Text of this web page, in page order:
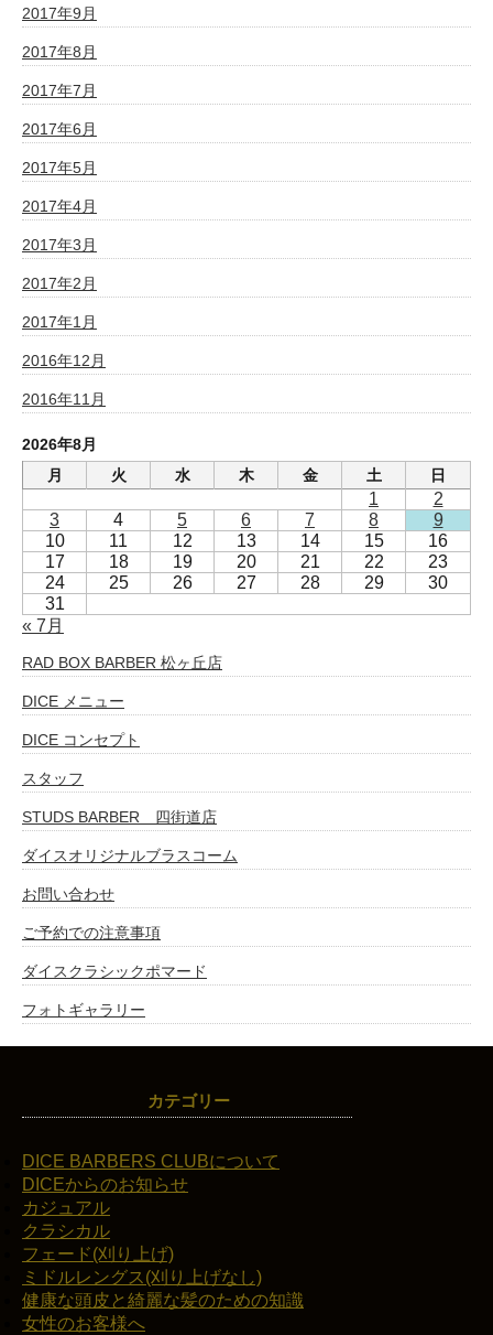
2017年9月
2017年8月
2017年7月
2017年6月
2017年5月
2017年4月
2017年3月
2017年2月
2017年1月
2016年12月
2016年11月
2026年8月
月
火 水 木 金 土 日
1
2
3
4 5 6 7 8
9
10
11 12 13 14 15
16
17
18 19 20 21 22
23
24
25 26 27 28 29
30
31
« 7月
RAD BOX BARBER 松ヶ丘店
DICE メニュー
DICE コンセプト
スタッフ
STUDS BARBER 四街道店
ダイスオリジナルブラスコーム
お問い合わせ
ご予約での注意事項
ダイスクラシックポマード
フォトギャラリー
カテゴリー
DICE BARBERS CLUBについて
DICEからのお知らせ
カジュアル
クラシカル
フェード(刈り上げ)
ミドルレングス(刈り上げなし)
健康な頭皮と綺麗な髪のための知識
女性のお客様へ